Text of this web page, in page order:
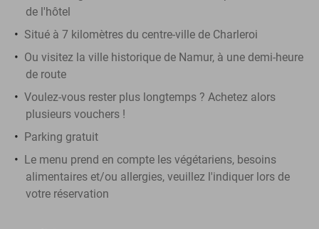
de l'hôtel
Situé à 7 kilomètres du centre-ville de Charleroi
Ou visitez la ville historique de Namur, à une demi-heure
de route
Voulez-vous rester plus longtemps ? Achetez alors
plusieurs vouchers !
Parking gratuit
Le menu prend en compte les végétariens, besoins
alimentaires et/ou allergies, veuillez l'indiquer lors de
votre réservation